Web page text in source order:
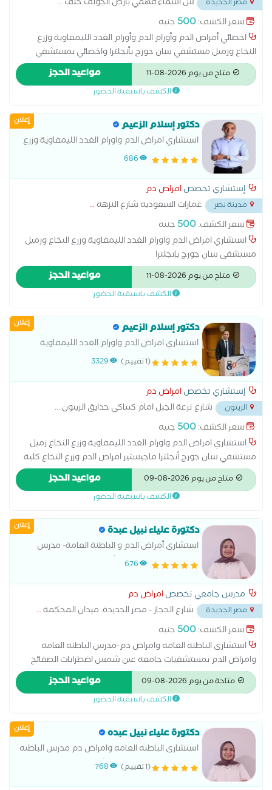
مصر الجديدة ش اسماء فهمي بأرض الجولف خلف...
سعر الكشف:500 جنيه
اخصائي أمراض الدم وأورام الدم وأورام الغدد الليمفاوية وزرع
النخاع وزميل مستشفي سان جورج بأنجلترا واخصائي بمستشفي
المعادي العسكري
متاح من يوم 2026-08-11 مواعيد الحجز
الكشف باسبقية الحضور
إعلان دكتور إسلام الزعيم
استشاري امراض الدم واورام الغدد الليمفاوية وزرع
النخاع زميل مستشفى سان جورج بانجلترا
686
إستشاري تخصصامراض دم
مدينة نصر عمارات السعوديه شارع النزهه...
سعر الكشف:500 جنيه
استشاري امراض الدم واورام الغدد الليمفاوية وزرع النخاع وزميل
مستشفى سان جورج بانجلترا
متاح من يوم 2026-08-11 مواعيد الحجز
الكشف باسبقية الحضور
إعلان دكتور إسلام الزعيم
استشاري امراض الدم واورام الغدد الليمفاوية
(1 تقييم) 3329
إستشاري تخصصامراض دم
الزيتون شارع ترعة الجبل امام كنتاكي حدايق الزيتون...
سعر الكشف:500 جنيه
استشاري امراض الدم واورام الغدد الليمفاوية وزرع النخاع زميل
مستشفي سان جورج أنجلترا ماجيستير امراض الدم وزرع النخاع كلية
الطب جامعة عين شمس دكتوراة أمراض الدم وزرع النخاع
متاح من يوم 2026-08-09 مواعيد الحجز
الكشف باسبقية الحضور
إعلان دكتورة علياء نبيل عبدة
استشارى أمراض الدم و الباطنة العامة- مدرس
بكلية طب جامعة عين شمس
676
مدرس جامعي تخصصامراض دم
مصر الجديدة شارع الحجاز - مصر الجديدة. ميدان المحكمة...
سعر الكشف:500 جنيه
استشارى الباطنه العامه وامراض دم-مدرس الباطنه العامه
وامراض الدم بمستشفيات جامعه عين شمس اضطرابات الصفائح
الدموية، أمراض النزيف والتجلط، وأورام الدم مثل اللوكيميا
والليمفوما. قراءة وتحليل فحوصات الدم المعملية متابعة حالات نقل
الدم التعامل مع حالات نقص المناعة المرتبطة بالدم استخدام
متاحة من يوم 2026-08-09 مواعيد الحجز
الكشف باسبقية الحضور
إعلان دكتورة علياء نبيل عبده
استشارى الباطنه العامه وامراض دم مدرس الباطنه
العامه وامراض الدم بمستشفيات جامعه عين
(1 تقييم) 768